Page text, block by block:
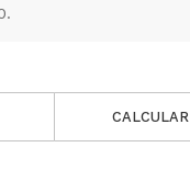
CALCULAR